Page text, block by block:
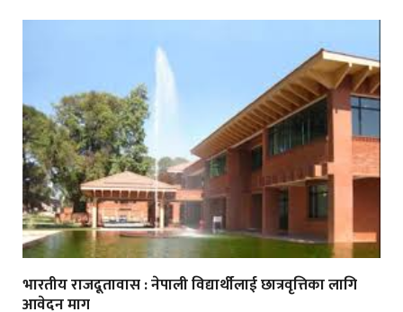
भारतीय राजदूतावास : नेपाली विद्यार्थीलाई छात्रवृत्तिका लागि
आवेदन माग